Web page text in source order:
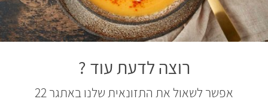
רוצה לדעת עוד ?
אפשר לשאול את התזונאית שלנו באתגר 22